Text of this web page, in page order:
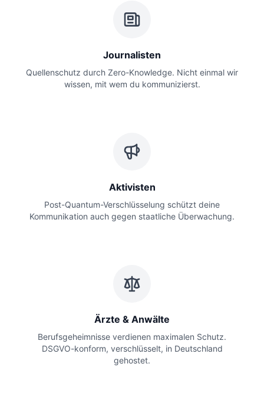
Journalisten
Quellenschutz durch Zero-Knowledge. Nicht einmal wir
wissen, mit wem du kommunizierst.
Aktivisten
Post-Quantum-Verschlüsselung schützt deine
Kommunikation auch gegen staatliche Überwachung.
Ärzte & Anwälte
Berufsgeheimnisse verdienen maximalen Schutz.
DSGVO-konform, verschlüsselt, in Deutschland
gehostet.